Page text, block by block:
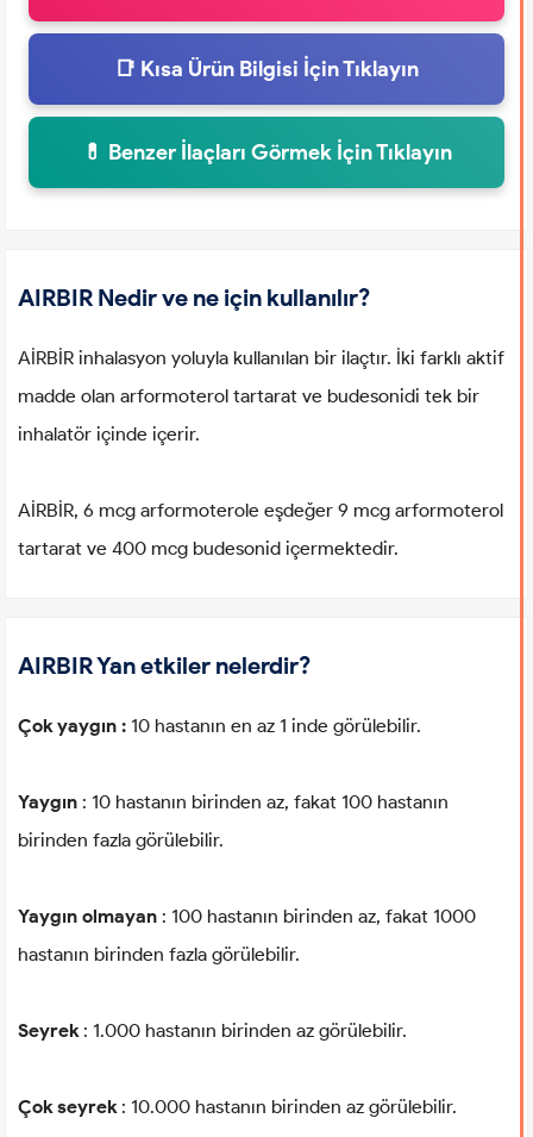
📑 Kısa Ürün Bilgisi İçin Tıklayın
💊 Benzer İlaçları Görmek İçin Tıklayın
AIRBIR Nedir ve ne için kullanılır?
AİRBİR inhalasyon yoluyla kullanılan bir ilaçtır. İki farklı aktif
madde olan arformoterol tartarat ve budesonidi tek bir
inhalatör içinde içerir.
AİRBİR, 6 mcg arformoterole eşdeğer 9 mcg arformoterol
tartarat ve 400 mcg budesonid içermektedir.
AIRBIR Yan etkiler nelerdir?
Çok yaygın :10 hastanın en az 1 inde görülebilir.
Yaygın : 10 hastanın birinden az, fakat 100 hastanın
birinden fazla görülebilir.
Yaygın olmayan : 100 hastanın birinden az, fakat 1000
hastanın birinden fazla görülebilir.
Seyrek : 1.000 hastanın birinden az görülebilir.
Çok seyrek: 10.000 hastanın birinden az görülebilir.